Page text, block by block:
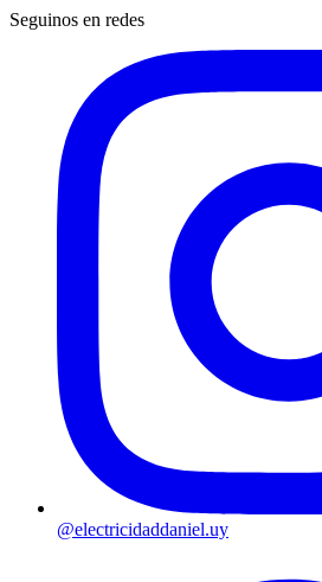
Seguinos en redes
@electricidaddaniel.uy